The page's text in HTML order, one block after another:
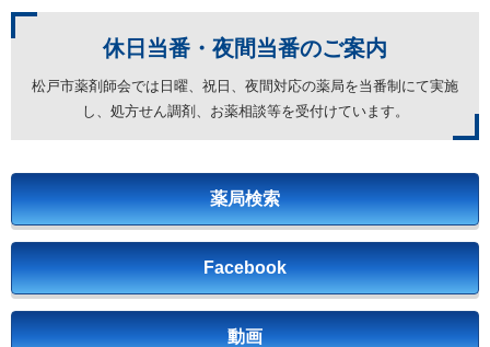
休日当番・夜間当番のご案内
松戸市薬剤師会では日曜、祝日、夜間対応の薬局を当番制にて実施
し、処方せん調剤、お薬相談等を受付けています。
薬局検索
Facebook
動画